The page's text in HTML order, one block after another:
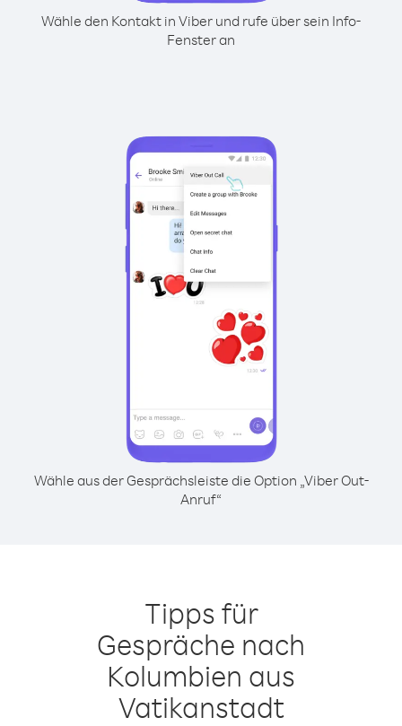
Wähle den Kontakt in Viber und rufe über sein Info-
Fenster an
Wähle aus der Gesprächsleiste die Option „Viber Out-
Anruf“
Tipps für
Gespräche nach
Kolumbien aus
Vatikanstadt